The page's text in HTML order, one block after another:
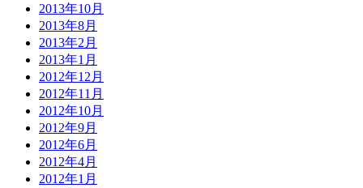
2013年10月
2013年8月
2013年2月
2013年1月
2012年12月
2012年11月
2012年10月
2012年9月
2012年6月
2012年4月
2012年1月